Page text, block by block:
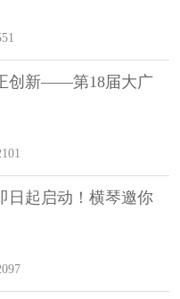
创新——第18届大广
日起启动！横琴邀你